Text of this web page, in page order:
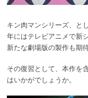
キン肉マンシリーズ、と
年にはテレビアニメで新
新たな劇場版の製作も期
その復習として、本作を
はいかがでしょうか。